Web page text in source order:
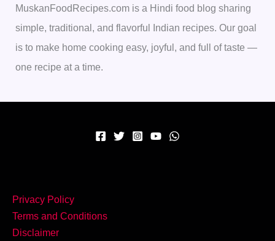
MuskanFoodRecipes.com is a Hindi food blog sharing
simple, traditional, and flavorful Indian recipes. Our goal
is to make home cooking easy, joyful, and full of taste —
one recipe at a time.
Privacy Policy
Terms and Conditions
Disclaimer